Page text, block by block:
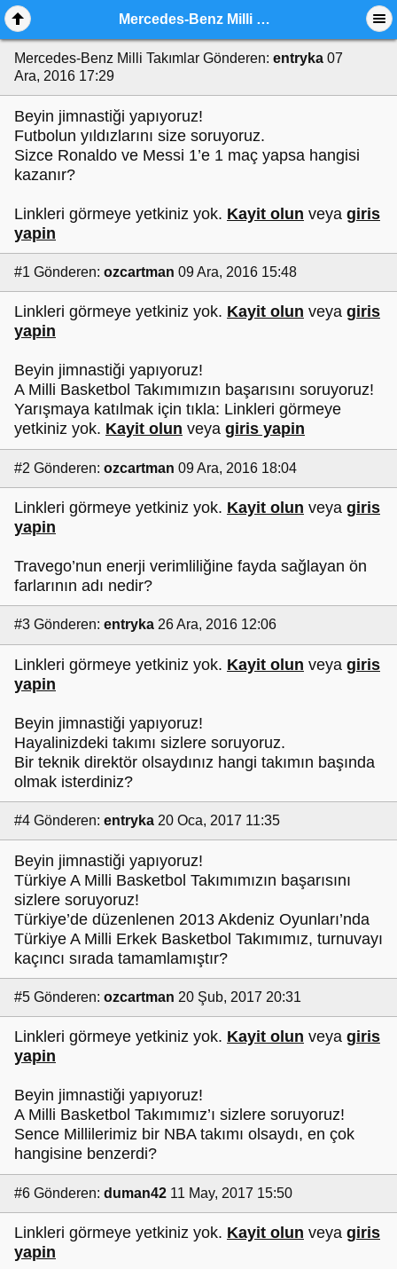
Mercedes-Benz Milli Takımlar
Mercedes-Benz Milli Takımlar Gönderen: entryka 07
Ara, 2016 17:29
Beyin jimnastiği yapıyoruz!
Futbolun yıldızlarını size soruyoruz.
Sizce Ronaldo ve Messi 1’e 1 maç yapsa hangisi
kazanır?
Linkleri görmeye yetkiniz yok. Kayit olun veya giris
yapin
#1 Gönderen: ozcartman 09 Ara, 2016 15:48
Linkleri görmeye yetkiniz yok. Kayit olun veya giris
yapin
Beyin jimnastiği yapıyoruz!
A Milli Basketbol Takımımızın başarısını soruyoruz!
Yarışmaya katılmak için tıkla: Linkleri görmeye
yetkiniz yok. Kayit olun veya giris yapin
#2 Gönderen: ozcartman 09 Ara, 2016 18:04
Linkleri görmeye yetkiniz yok. Kayit olun veya giris
yapin
Travego’nun enerji verimliliğine fayda sağlayan ön
farlarının adı nedir?
#3 Gönderen: entryka 26 Ara, 2016 12:06
Linkleri görmeye yetkiniz yok. Kayit olun veya giris
yapin
Beyin jimnastiği yapıyoruz!
Hayalinizdeki takımı sizlere soruyoruz.
Bir teknik direktör olsaydınız hangi takımın başında
olmak isterdiniz?
#4 Gönderen: entryka 20 Oca, 2017 11:35
Beyin jimnastiği yapıyoruz!
Türkiye A Milli Basketbol Takımımızın başarısını
sizlere soruyoruz!
Türkiye’de düzenlenen 2013 Akdeniz Oyunları’nda
Türkiye A Milli Erkek Basketbol Takımımız, turnuvayı
kaçıncı sırada tamamlamıştır?
#5 Gönderen: ozcartman 20 Şub, 2017 20:31
Linkleri görmeye yetkiniz yok. Kayit olun veya giris
yapin
Beyin jimnastiği yapıyoruz!
A Milli Basketbol Takımımız’ı sizlere soruyoruz!
Sence Millilerimiz bir NBA takımı olsaydı, en çok
hangisine benzerdi?
#6 Gönderen: duman42 11 May, 2017 15:50
Linkleri görmeye yetkiniz yok. Kayit olun veya giris
yapin